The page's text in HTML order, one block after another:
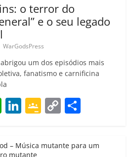
o terror do
e o seu legado
WarGodsPress
um dos episódios mais
fanatismo e carnificina
W
at
s
Li
k
e
G
gl
C
y p
– Música mutante para um
mutante